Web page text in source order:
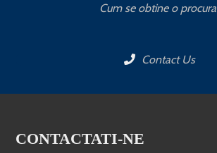
Cum se obtine o procura
Contact Us
CONTACTATI-NE